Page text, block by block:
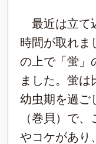
最近は立て
時間が取れま
の上で「蛍」
ました。蛍
幼虫期を過ご
（巻貝）で
やコケがあり